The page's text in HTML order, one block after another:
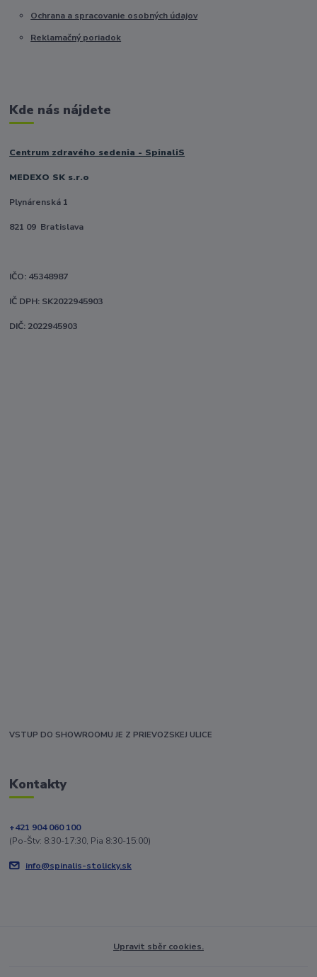
Ochrana a spracovanie osobných údajov
Reklamačný poriadok
Kde nás nájdete
Centrum zdravého sedenia - SpinaliS
MEDEXO SK s.r.o
Plynárenská 1
821 09 Bratislava
IČO: 45348987
IČ DPH: SK2022945903
DIČ: 2022945903
VSTUP DO SHOWROOMU JE Z PRIEVOZSKEJ ULICE
Kontakty
+421 904 060 100
(Po-Štv: 8:30-17:30, Pia 8:30-15:00)
info@spinalis-stolicky.sk
Upravit sběr cookies.